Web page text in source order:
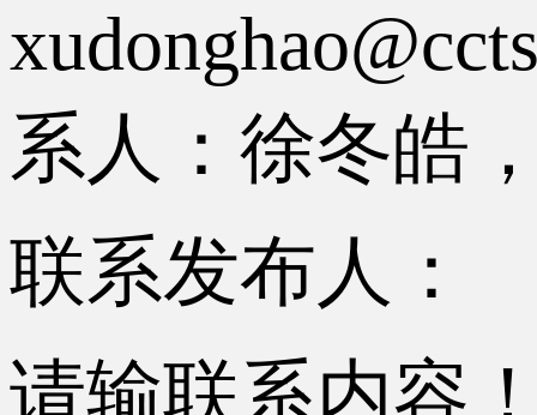
系人：徐冬皓
联系发布人：
请输联系内容